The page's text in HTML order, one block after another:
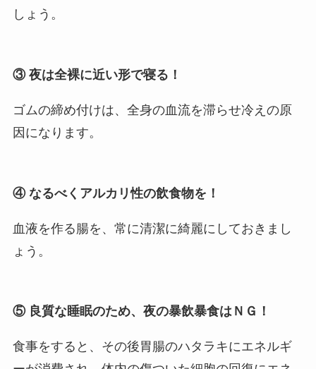
しょう。
③ 夜は全裸に近い形で寝る！
ゴムの締め付けは、全身の血流を滞らせ冷えの原
因になります。
④ なるべくアルカリ性の飲食物を！
血液を作る腸を、常に清潔に綺麗にしておきまし
ょう。
⑤ 良質な睡眠のため、夜の暴飲暴食はＮＧ！
食事をすると、その後胃腸のハタラキにエネルギ